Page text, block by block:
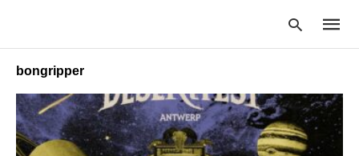
Type
your
bongripper